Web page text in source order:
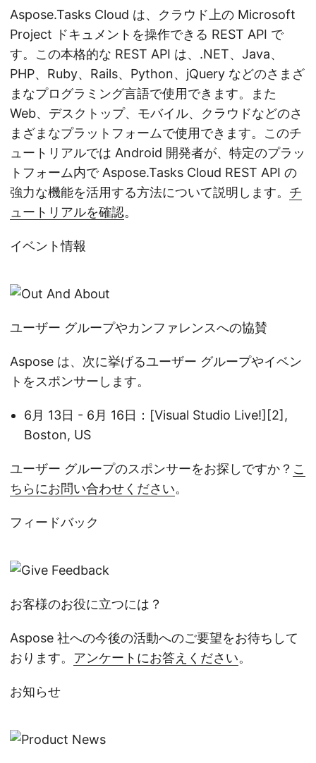
Aspose.Tasks Cloud は、クラウド上の Microsoft
Project ドキュメントを操作できる REST API で
す。この本格的な REST API は、.NET、Java、
PHP、Ruby、Rails、Python、jQuery などのさまざ
まなプログラミング言語で使用できます。また
Web、デスクトップ、モバイル、クラウドなどのさ
まざまなプラットフォームで使用できます。このチ
ュートリアルでは Android 開発者が、特定のプラッ
トフォーム内で Aspose.Tasks Cloud REST API の
強力な機能を活用する方法について説明します。 チ
ュートリアルを確認。
イベント情報
ユーザー グループやカンファレンスへの協賛
Aspose は、次に挙げるユーザー グループやイベン
トをスポンサーします。
6月 13日 - 6月 16日：[Visual Studio Live!][2],
Boston, US
ユーザー グループのスポンサーをお探しですか？ こ
ちらにお問い合わせください。
フィードバック
お客様のお役に立つには？
Aspose 社への今後の活動へのご要望をお待ちして
おります。 アンケートにお答えください。
お知らせ